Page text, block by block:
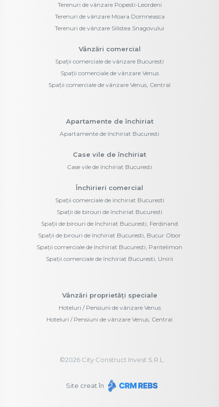
Terenuri de vânzare Popesti-Leordeni
Terenuri de vânzare Moara Domneasca
Terenuri de vânzare Silistea Snagovului
Vânzări comercial
Spații comerciale de vânzare Bucuresti
Spații comerciale de vânzare Venus
Spații comerciale de vânzare Venus, Central
Apartamente de închiriat
Apartamente de închiriat Bucuresti
Case vile de închiriat
Case vile de închiriat Bucuresti
Închirieri comercial
Spații comerciale de închiriat Bucuresti
Spații de birouri de închiriat Bucuresti
Spații de birouri de închiriat Bucuresti, Ferdinand
Spații de birouri de închiriat Bucuresti, Bucur Obor
Spații comerciale de închiriat Bucuresti, Pantelimon
Spații comerciale de închiriat Bucuresti, Unirii
Vânzări proprietăți speciale
Hoteluri / Pensiuni de vânzare Venus
Hoteluri / Pensiuni de vânzare Venus, Central
©2026City Construct Invest S.R.L.
Site creat în